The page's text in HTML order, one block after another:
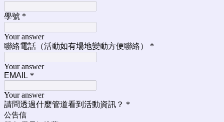
學號 *
Your answer
聯絡電話（活動如有場地變動方便聯絡）
*
Your answer
EMAIL *
Your answer
請問透過什麼管道看到活動資訊？ *
公告信